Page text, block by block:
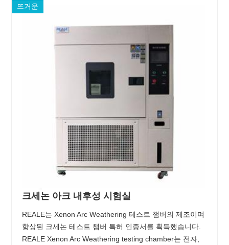
뜨거운
크세논 아크 내후성 시험실
REALE는 Xenon Arc Weathering 테스트 챔버의 제조이며
향상된 크세논 테스트 챔버 특허 인증서를 획득했습니다.
REALE Xenon Arc Weathering testing chamber는 전자,